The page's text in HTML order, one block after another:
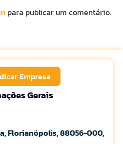
para publicar um comentário.
Empresa
Gerais
Florianópolis, 88056-000,